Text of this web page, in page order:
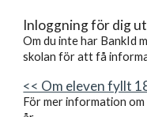
Inloggning för dig
Om du inte har BankId
skolan för att få
<< Om eleven fyllt
För mer information